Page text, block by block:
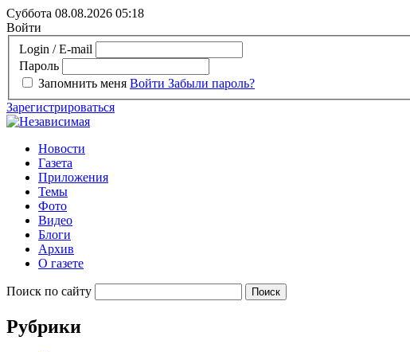
Суббота 08.08.2026 05:18
Войти
Login / E-mail
Пароль
Запомнить меня Войти Забыли пароль?
Зарегистрироваться
Новости
Газета
Приложения
Темы
Фото
Видео
Блоги
Архив
О газете
Поиск по сайту
Рубрики